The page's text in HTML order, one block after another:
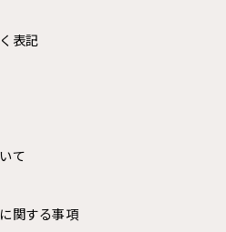
表記
て
関する事項